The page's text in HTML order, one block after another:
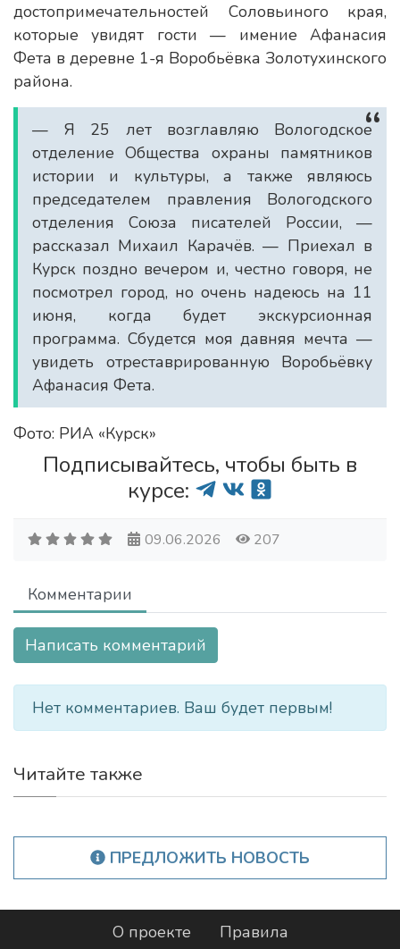
достопримечательностей Соловьиного края,
которые увидят гости — имение Афанасия
Фета в деревне 1-я Воробьёвка Золотухинского
района.
— Я 25 лет возглавляю Вологодское
отделение Общества охраны памятников
истории и культуры, а также являюсь
председателем правления Вологодского
отделения Союза писателей России, —
рассказал Михаил Карачёв. — Приехал в
Курск поздно вечером и, честно говоря, не
посмотрел город, но очень надеюсь на 11
июня, когда будет экскурсионная
программа. Сбудется моя давняя мечта —
увидеть отреставрированную Воробьёвку
Афанасия Фета.
Фото: РИА «Курск»
Подписывайтесь, чтобы быть в
курсе:
09.06.2026 207
Комментарии
Написать комментарий
Нет комментариев. Ваш будет первым!
Читайте также
ПРЕДЛОЖИТЬ НОВОСТЬ
О проекте
Правила